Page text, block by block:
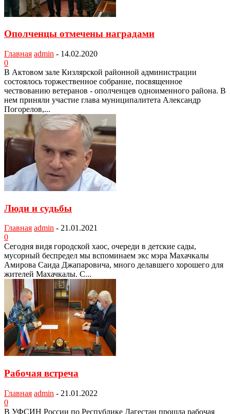
Ополченцы отмечены наградами
Главная admin - 14.02.2020
0
В Актовом зале Кизлярской районной администрации
состоялось торжественное собрание, посвященное
чествованию ветеранов - ополченцев одноименного района. В
нем приняли участие глава муниципалитета Александр
Погорелов,...
Люди и судьбы
Главная admin - 21.01.2021
0
Сегодня видя городской хаос, очереди в детские сады,
мусорный беспредел мы вспоминаем экс мэра Махачкалы
Амирова Саида Джапаровича, много делавшего хорошего для
жителей Махачкалы. С...
Рабочая встреча
Главная admin - 21.01.2022
0
В УФСИН России по Республике Дагестан прошла рабочая